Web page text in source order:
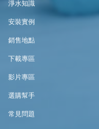
淨水知識
安裝實例
銷售地點
下載專區
影片專區
選購幫手
常見問題